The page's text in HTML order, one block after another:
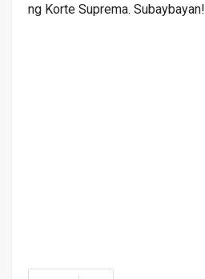
ng Korte Suprema. Subaybayan!